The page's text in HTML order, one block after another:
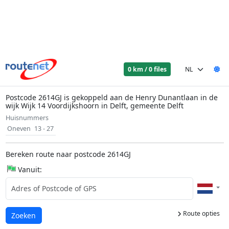
0 km / 0 files
Postcode 2614GJ is gekoppeld aan de Henry Dunantlaan in de
wijk Wijk 14 Voordijkshoorn in Delft, gemeente Delft
Huisnummers
Oneven 13 - 27
Bereken route naar postcode 2614GJ
Vanuit:
Route opties
Laden...
Zoeken